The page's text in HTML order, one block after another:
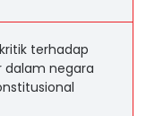
terhadap
dalam negara